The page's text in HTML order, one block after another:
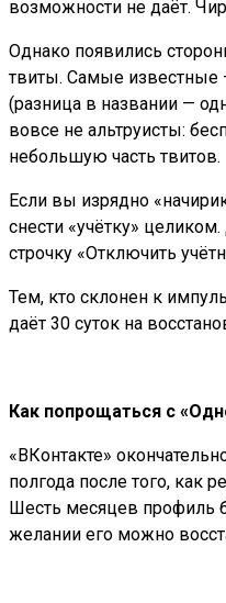
возможности не даёт.
Однако появились
твиты. Самые известные
(разница в названии —
вовсе не альтруисты:
небольшую часть твитов.
Если вы изрядно
снести «учётку»
строчку «Отключить
Тем, кто склонен к
даёт 30 суток на
Как попрощаться с
«ВКонтакте»
полгода после того, как
Шесть месяцев профиль
желании его можно